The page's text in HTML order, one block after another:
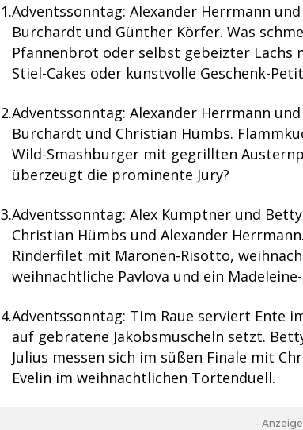
Adventssonntag: Alexander Herrmann
Burchardt und Günther Körfer. Was
Pfannenbrot oder selbst gebeizter Lachs
Stiel-Cakes oder kunstvolle Geschenk-
Adventssonntag: Alexander Herrmann und
Burchardt und Christian Hümbs.
Wild-Smashburger mit gegrillten
überzeugt die prominente Jury?
Adventssonntag: Alex Kumptner und
Christian Hümbs und Alexander
Rinderfilet mit Maronen-Risotto,
weihnachtliche Pavlova und ein
Adventssonntag: Tim Raue serviert Ente
auf gebratene Jakobsmuscheln setzt.
Julius messen sich im süßen Finale mit
Evelin im weihnachtlichen Tortenduell.
-